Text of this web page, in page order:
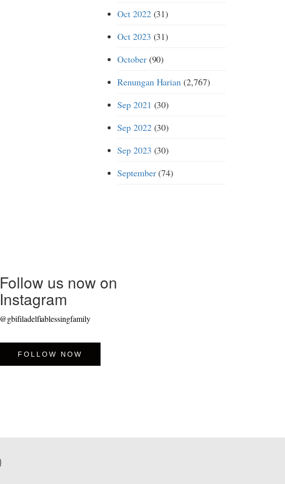
Oct 2022(31)
Oct 2023 (31)
October(90)
Renungan Harian (2,767)
Sep 2021 (30)
Sep 2022(30)
Sep 2023 (30)
September(74)
Follow us now on
Instagram
@gbifiladelfiablessingfamily
FOLLOW NOW